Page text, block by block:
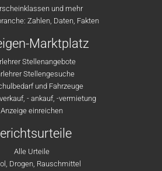
und mehr
Zahlen, Daten, Fakten
Marktplatz
Stellenangebote
Stellengesuche
und Fahrzeuge
- ankauf, -vermietung
Anzeige einreichen
Alle Urteile
Drogen, Rauschmittel